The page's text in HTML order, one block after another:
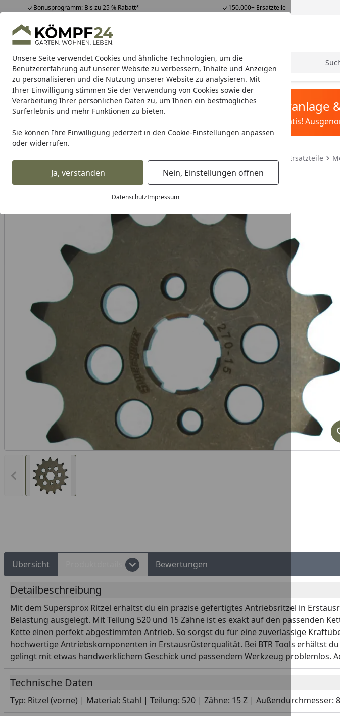
Unsere Seite verwendet Cookies und ähnliche Technologien, um die
Benutzererfahrung auf unserer Website zu verbessern, Inhalte und Anzeigen
zu personalisieren und die Nutzung unserer Website zu analysieren. Mit
Ihrer Einwilligung stimmen Sie der Verwendung von Cookies sowie der
Verarbeitung Ihrer persönlichen Daten zu, um Ihnen ein bestmögliches
Surferlebnis und mehr Funktionen zu bieten.
Sie können Ihre Einwilligung jederzeit in den Cookie-Einstellungen anpassen
oder widerrufen.
Ja, verstanden Nein, Einstellungen öffnen
DatenschutzImpressum
Bonusprogramm: Bis zu 25 % Rabatt* 150.000+ Ersatzteile
Hotline07051 / 9 22 22
Mo-Fr. 8-16 Uhr 25.974 Bewertungen
Alle Produkte
Alle ProdukteHighlights Tipps & Tricks Suche
Karibu Pools inkl. gratis Sandfilteranlage
Dein Traumpool im Sorglos-Paket: Filter&Pflege gratis!
Auto & Zweirad Motorradzubehör & Werkzeuge Motorradteile & Motorrad Ersatzteile
Vorheriges Bild anzeigen
Übersicht Bewertungen
Detailbeschreibung
Mit dem Supersprox Ritzel erhältst du ein präzise gefertigtes Antriebsritzel in
Belastung ausgelegt. Mit Teilung 520 und 15 Zähne ist es exakt auf den passenden
Kette einen perfekt abgestimmten Antrieb. So sorgst du für eine zuverlässige
hochwertige Antriebskomponenten in Erstausrüsterqualität. Bei BTR Tools erhältst
gelingt mit etwas handwerklichem Geschick und passendem Werkzeug problemlos.
Technische Daten
Typ: Ritzel (vorne) | Material: Stahl | Teilung: 520 | Zähne: 15 Z | Außendurchmesser: